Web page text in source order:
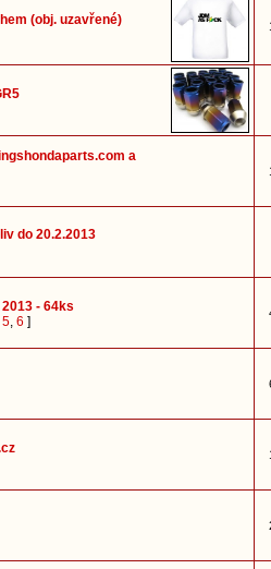
(obj. uzavřené)
a
do 20.2.2013
- 64ks
5, 6 ]